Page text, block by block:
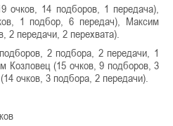
очков, 14 подборов, 1 передача),
1 подбор, 6 передач), Максим
2 передачи, 2 перехвата).
2 подбора, 2 передачи, 1
Козловец (15 очков, 9 подборов, 3
очков, 3 подбора, 2 передачи).